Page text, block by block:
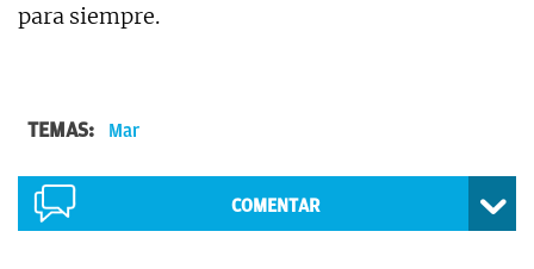
para siempre.
TEMAS: Mar
COMENTAR